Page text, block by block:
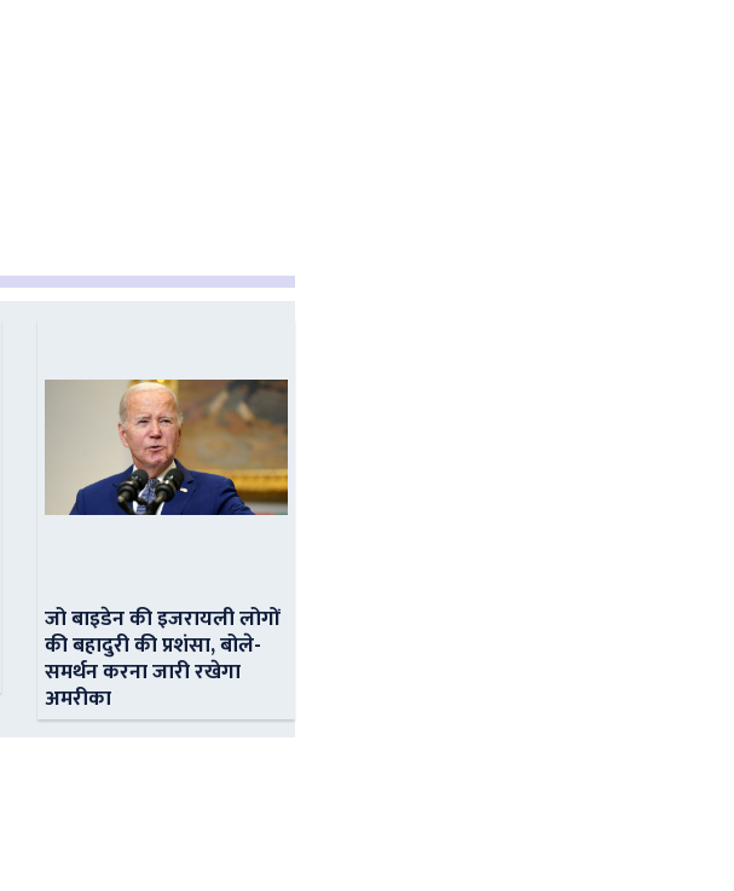
जो बाइडेन की इजरायली लोगों
की बहादुरी की प्रशंसा, बोले-
समर्थन करना जारी रखेगा
अमरीका